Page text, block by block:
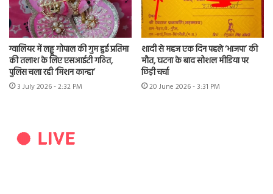
ग्वालियर में लड्डू गोपाल की गुम हुई प्रतिमा
की तलाश के लिए एसआईटी गठित,
पुलिस चला रही ‘मिशन कान्हा’
3 July 2026 - 2:32 PM
शादी से महज एक दिन पहले ‘भाजपा’ की
मौत, घटना के बाद सोशल मीडिया पर
छिड़ी चर्चा
20 June 2026 - 3:31 PM